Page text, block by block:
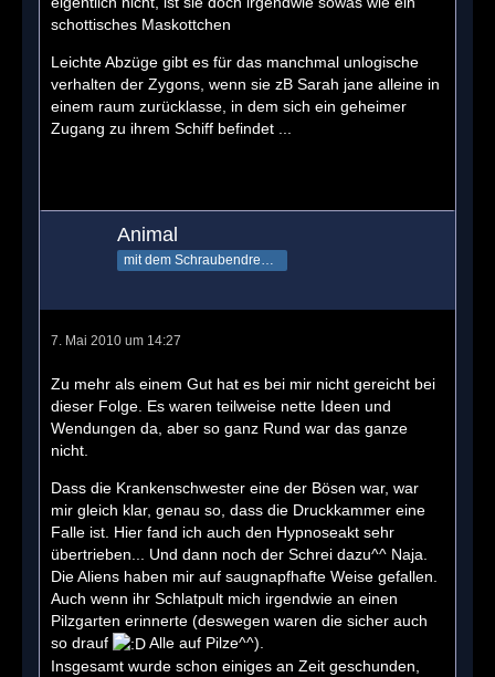
schottisches Maskottchen
Leichte Abzüge gibt es für das manchmal unlogische
verhalten der Zygons, wenn sie zB Sarah jane alleine in
einem raum zurücklasse, in dem sich ein geheimer
Zugang zu ihrem Schiff befindet ...
Animal
mit dem Schraubendreher in der Tasche
7. Mai 2010 um 14:27
Zu mehr als einem Gut hat es bei mir nicht gereicht bei
dieser Folge. Es waren teilweise nette Ideen und
Wendungen da, aber so ganz Rund war das ganze
nicht.
Dass die Krankenschwester eine der Bösen war, war
mir gleich klar, genau so, dass die Druckkammer eine
Falle ist. Hier fand ich auch den Hypnoseakt sehr
übertrieben... Und dann noch der Schrei dazu^^ Naja.
Die Aliens haben mir auf saugnapfhafte Weise gefallen.
Auch wenn ihr Schlatpult mich irgendwie an einen
Pilzgarten erinnerte (deswegen waren die sicher auch
so drauf
Alle auf Pilze^^).
Insgesamt wurde schon einiges an Zeit geschunden,